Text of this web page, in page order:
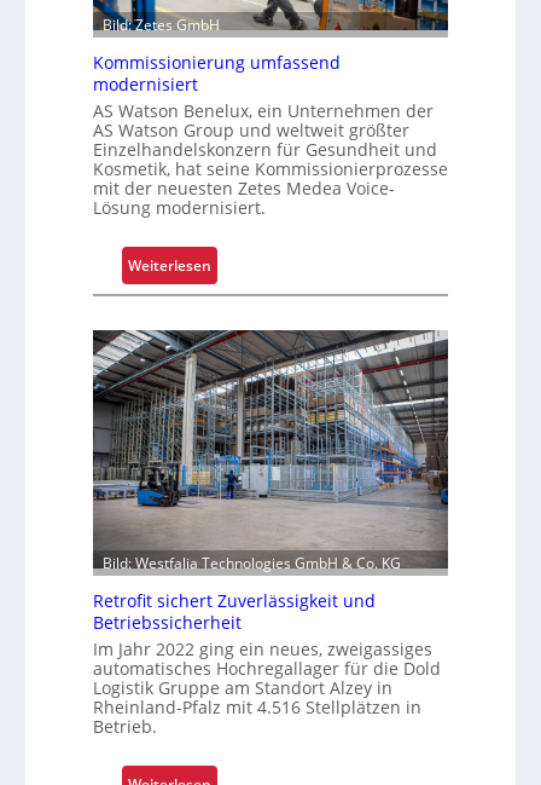
h
r
e
k
a
f
ü
r
S
c
i
c
t
s
t
o
f
f
r
o
l
e
n
Bild: Zetes GmbH
Kommissionierung umfassend
modernisiert
AS Watson Benelux, ein Unternehmen der
AS Watson Group und weltweit größter
Einzelhandelskonzern für Gesundheit und
Kosmetik, hat seine Kommissionierprozesse
mit der neuesten Zetes Medea Voice-
Lösung modernisiert.
Weiterlesen:
K
m
m
i
s
s
i
o
e
r
u
n
g
u
a
Bild: Westfalia Technologies GmbH & Co. KG
Retrofit sichert Zuverlässigkeit und
Betriebssicherheit
Im Jahr 2022 ging ein neues, zweigassiges
automatisches Hochregallager für die Dold
Logistik Gruppe am Standort Alzey in
Rheinland-Pfalz mit 4.516 Stellplätzen in
Betrieb.